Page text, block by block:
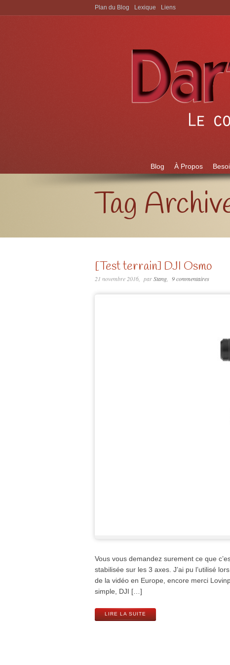
Aller à:
Blog À Propos
Plan du Blog Lexique Liens
Tag
[Test terrain] DJI Osmo
21 novembre 2016 parStang 9 commentaires
Vous vous demandez surement ce que
stabilisée sur les 3 axes. J’ai pu l’utilisé
de la vidéo en Europe, encore merci
simple, DJI […]
LIRE LA SUITE